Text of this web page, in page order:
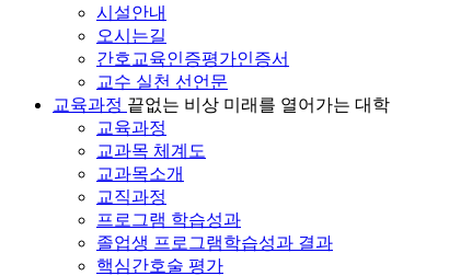
시설안내
오시는길
간호교육인증평가인증서
교수 실천 선언문
교육과정 끝없는 비상 미래를 열어가는 대학
교육과정
교과목 체계도
교과목소개
교직과정
프로그램 학습성과
졸업생 프로그램학습성과 결과
핵심간호술 평가